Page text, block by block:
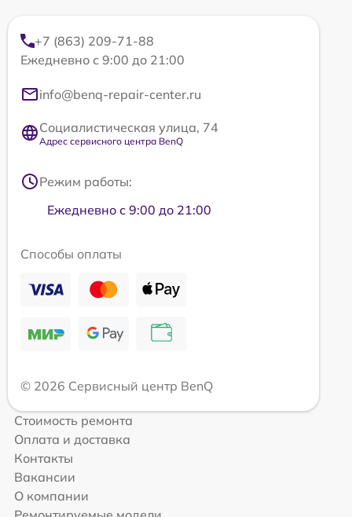
+7 (863) 209-71-88
Ежедневно с 9:00 до 21:00
info@benq-repair-center.ru
Социалистическая улица, 74
Адрес сервисного центра BenQ
Режим работы:
Ежедневно с 9:00 до 21:00
Способы оплаты
© 2026 Сервисный центр BenQ
Стоимость ремонта
Оплата и доставка
Контакты
Вакансии
О компании